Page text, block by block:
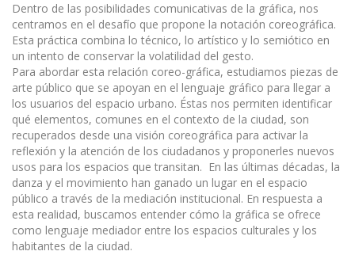
Dentro de las posibilidades comunicativas de la gráfica, nos
centramos en el desafío que propone la notación coreográfica.
Esta práctica combina lo técnico, lo artístico y lo semiótico en
un intento de conservar la volatilidad del gesto.
Para abordar esta relación coreo-gráfica, estudiamos piezas de
arte público que se apoyan en el lenguaje gráfico para llegar a
los usuarios del espacio urbano. Éstas nos permiten identificar
qué elementos, comunes en el contexto de la ciudad, son
recuperados desde una visión coreográfica para activar la
reflexión y la atención de los ciudadanos y proponerles nuevos
usos para los espacios que transitan. En las últimas décadas, la
danza y el movimiento han ganado un lugar en el espacio
público a través de la mediación institucional. En respuesta a
esta realidad, buscamos entender cómo la gráfica se ofrece
como lenguaje mediador entre los espacios culturales y los
habitantes de la ciudad.